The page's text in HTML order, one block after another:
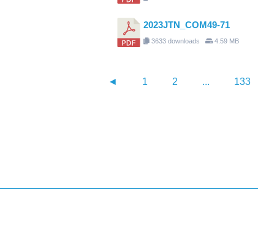
2023JTN_COM49-71
3633 downloads 4.59 MB
◄ 1 2 ... 133